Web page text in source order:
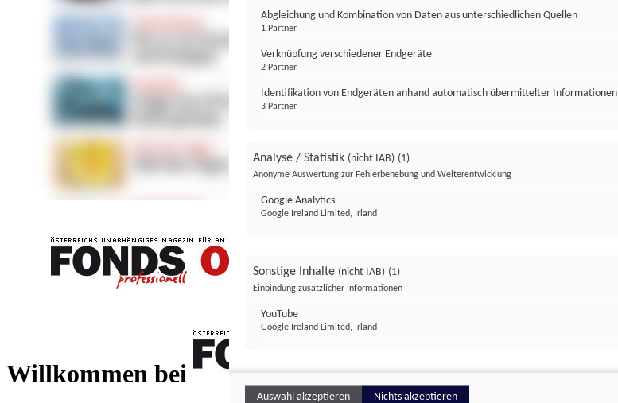
Willkommen bei
FONDS professionell
Abgleichung und Kombination von Daten aus unterschiedlichen Quellen
1 Partner
Verknüpfung verschiedener Endgeräte
2 Partner
Identifikation von Endgeräten anhand automatisch übermittelter Informationen
3 Partner
Analyse / Statistik (nicht IAB) (1)
Anonyme Auswertung zur Fehlerbehebung und Weiterentwicklung
Google Analytics
Google Ireland Limited, Irland
Sonstige Inhalte (nicht IAB) (1)
Einbindung zusätzlicher Informationen
YouTube
Google Ireland Limited, Irland
Auswahl akzeptieren Nichts akzeptieren